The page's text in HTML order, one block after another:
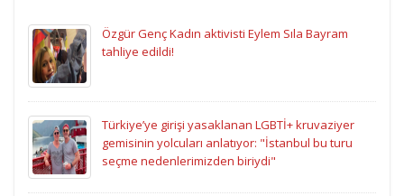
Özgür Genç Kadın aktivisti Eylem Sıla Bayram
tahliye edildi!
Türkiye’ye girişi yasaklanan LGBTİ+ kruvaziyer
gemisinin yolcuları anlatıyor: "İstanbul bu turu
seçme nedenlerimizden biriydi"